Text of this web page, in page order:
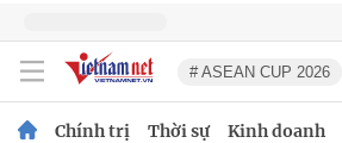
# ASEAN CUP 2026
Chính trị Thời sự Kinh doanh